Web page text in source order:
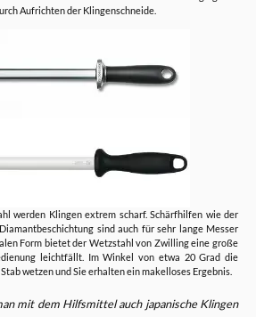
Aufrichten der Klingenschneide.
werden Klingen extrem scharf. Schärfhilfen wie der
sind auch für sehr lange Messer
Form bietet der Wetzstahl von Zwilling eine große
leichtfällt. Im Winkel von etwa 20 Grad die
wetzen und Sie erhalten ein makelloses Ergebnis.
mit dem Hilfsmittel auch japanische Klingen